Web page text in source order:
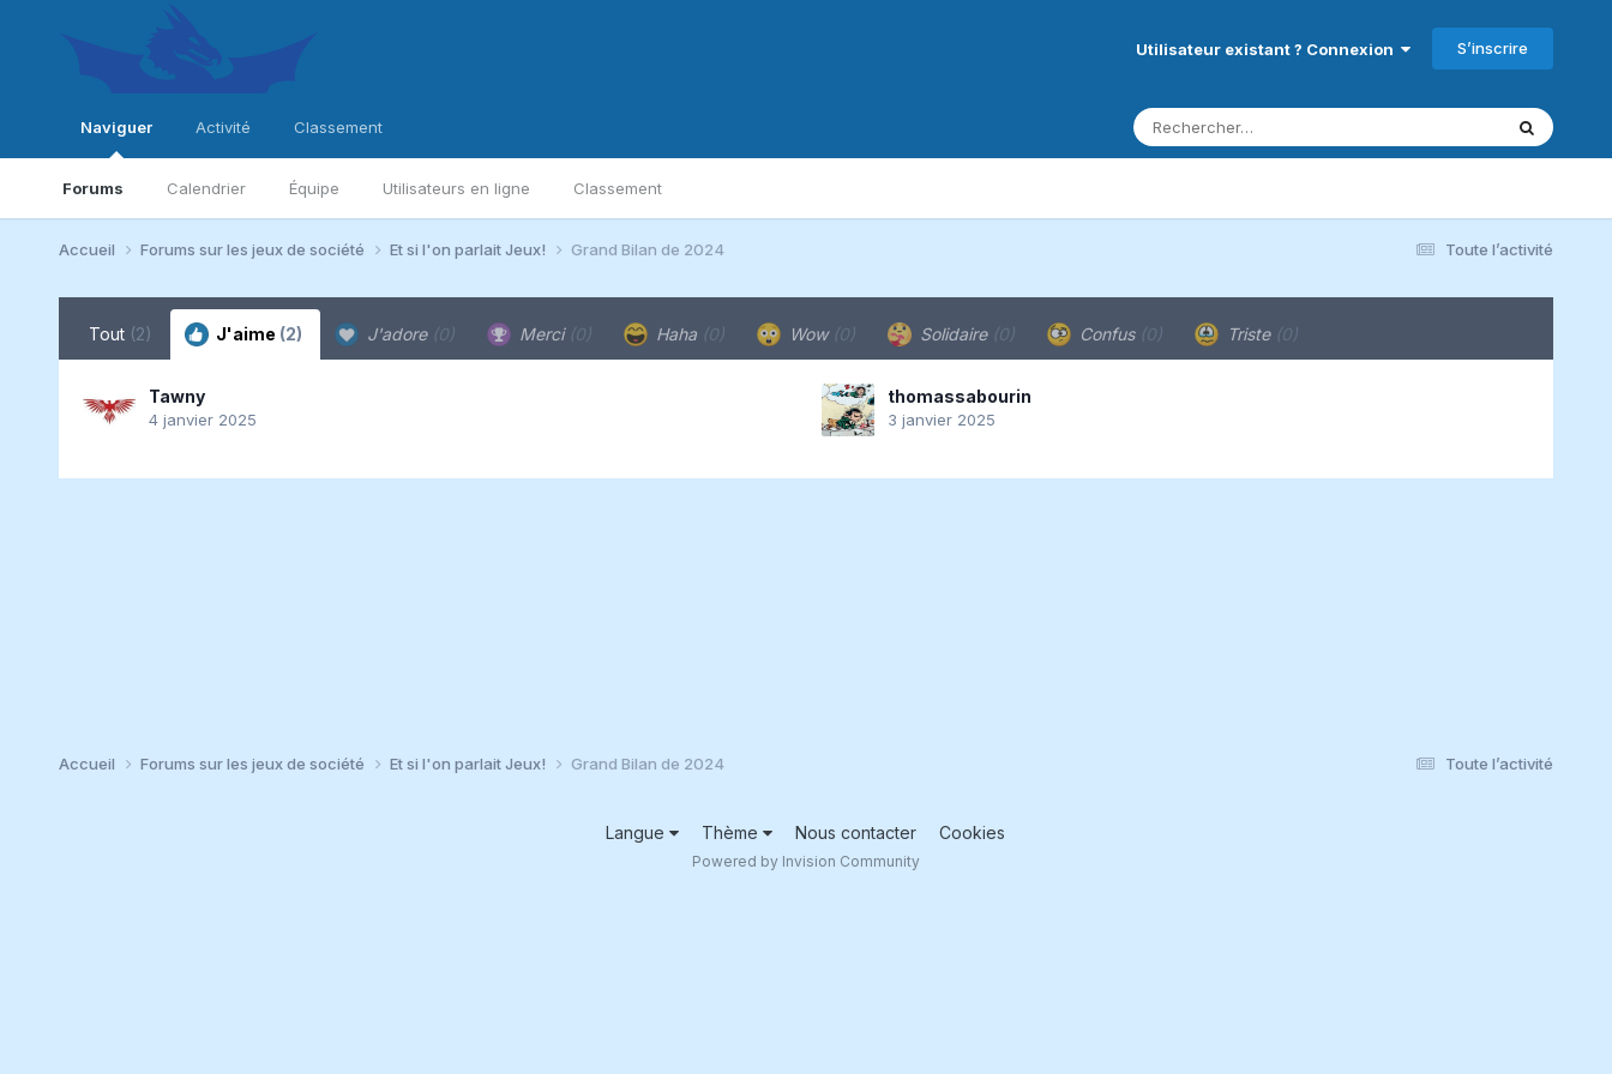
Utilisateur existant ? Connexion S’inscrire
Naviguer
Forums Calendrier Équipe Utilisateurs en ligne Classement
Activité Classement
Toute l’activité
Accueil Forums sur les jeux de société Et si l'on parlait Jeux! Grand Bilan de 2024
Tout (2) J'aime (2) J'adore (0) Merci (0) Haha (0) Wow (0) Solidaire (0) Confus (0) Triste (0)
Tawny
4 janvier 2025
thomassabourin
3 janvier 2025
Toute l’activité
Accueil Forums sur les jeux de société Et si l'on parlait Jeux! Grand Bilan de 2024
Langue Thème Nous contacter Cookies
Powered by Invision Community